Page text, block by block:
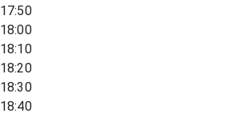
17:50
18:00
18:10
18:20
18:30
18:40